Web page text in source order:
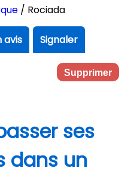
/ Rociada
avis Signaler
Supprimer
ses
dans un